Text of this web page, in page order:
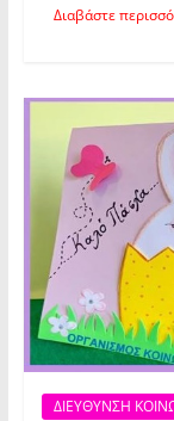
Διαβάστε
ΔΙΕΥΘΥΝΣΗ